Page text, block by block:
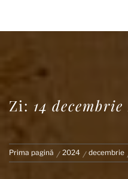
Zi: 14 decembrie
Prima pagină 2024 decembrie